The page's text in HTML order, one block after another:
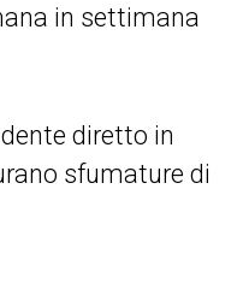
in settimana
diretto in
sfumature di